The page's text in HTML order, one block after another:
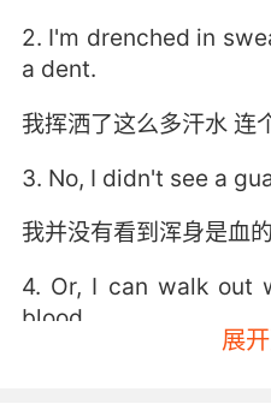
2. I'm drenched in
a dent.
我挥洒了这么多汗水 连
3. No, I didn't see a
我并没有看到浑身是血
4. Or, I can walk out
blood.
展